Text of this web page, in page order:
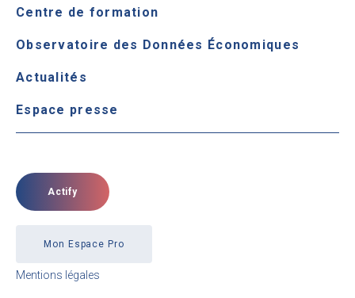
Centre de formation
Observatoire des Données Économiques
Actualités
Espace presse
Actify
Mon Espace Pro
Mentions légales